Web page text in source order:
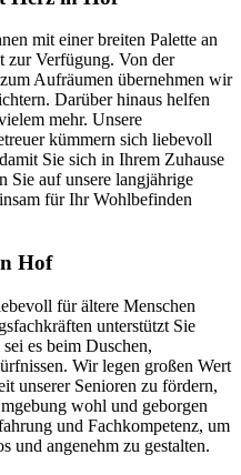
mit einer breiten Palette an
zur Verfügung. Von der
Aufräumen übernehmen wir
Darüber hinaus helfen
mehr. Unsere
kümmern sich liebevoll
Sie sich in Ihrem Zuhause
Sie auf unsere langjährige
für Ihr Wohlbefinden
Hof
für ältere Menschen
unterstützt Sie
es beim Duschen,
Wir legen großen Wert
unserer Senioren zu fördern,
wohl und geborgen
und Fachkompetenz, um
und angenehm zu gestalten.